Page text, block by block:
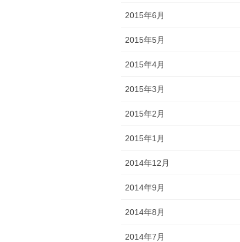
2015年6月
2015年5月
2015年4月
2015年3月
2015年2月
2015年1月
2014年12月
2014年9月
2014年8月
2014年7月